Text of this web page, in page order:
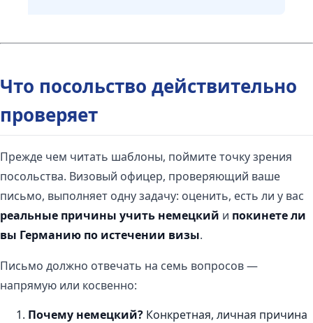
Что посольство действительно
проверяет
Прежде чем читать шаблоны, поймите точку зрения
посольства. Визовый офицер, проверяющий ваше
письмо, выполняет одну задачу: оценить, есть ли у вас
реальные причины учить немецкий и покинете ли
вы Германию по истечении визы.
Письмо должно отвечать на семь вопросов —
напрямую или косвенно:
Почему немецкий? Конкретная, личная причина